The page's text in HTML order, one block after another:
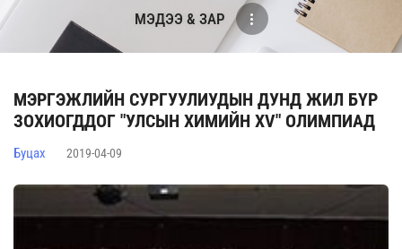
МЭДЭЭ & ЗАР
МЭРГЭЖЛИЙН СУРГУУЛИУДЫН ДУНД ЖИЛ БҮР
ЗОХИОГДДОГ "УЛСЫН ХИМИЙН XV" ОЛИМПИАД
Буцах 2019-04-09